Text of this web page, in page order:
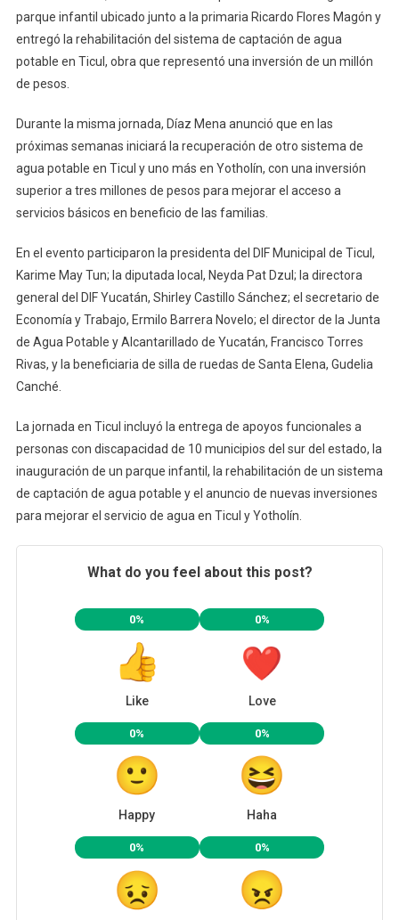
parque infantil ubicado junto a la primaria Ricardo Flores Magón y
entregó la rehabilitación del sistema de captación de agua
potable en Ticul, obra que representó una inversión de un millón
de pesos.
Durante la misma jornada, Díaz Mena anunció que en las
próximas semanas iniciará la recuperación de otro sistema de
agua potable en Ticul y uno más en Yotholín, con una inversión
superior a tres millones de pesos para mejorar el acceso a
servicios básicos en beneficio de las familias.
En el evento participaron la presidenta del DIF Municipal de Ticul,
Karime May Tun; la diputada local, Neyda Pat Dzul; la directora
general del DIF Yucatán, Shirley Castillo Sánchez; el secretario de
Economía y Trabajo, Ermilo Barrera Novelo; el director de la Junta
de Agua Potable y Alcantarillado de Yucatán, Francisco Torres
Rivas, y la beneficiaria de silla de ruedas de Santa Elena, Gudelia
Canché.
La jornada en Ticul incluyó la entrega de apoyos funcionales a
personas con discapacidad de 10 municipios del sur del estado, la
inauguración de un parque infantil, la rehabilitación de un sistema
de captación de agua potable y el anuncio de nuevas inversiones
para mejorar el servicio de agua en Ticul y Yotholín.
What do you feel about this post?
0%
Like
0%
Love
0%
Happy
0%
Haha
0% 0%